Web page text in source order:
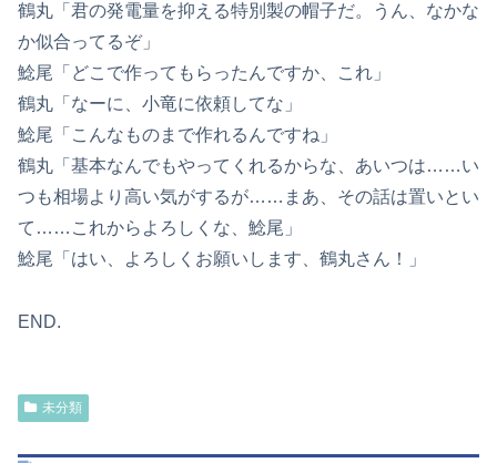
鶴丸「君の発電量を抑える特別製の帽子だ。うん、なかな
か似合ってるぞ」
鯰尾「どこで作ってもらったんですか、これ」
鶴丸「なーに、小竜に依頼してな」
鯰尾「こんなものまで作れるんですね」
鶴丸「基本なんでもやってくれるからな、あいつは……い
つも相場より高い気がするが……まあ、その話は置いとい
て……これからよろしくな、鯰尾」
鯰尾「はい、よろしくお願いします、鶴丸さん！」
END.
未分類